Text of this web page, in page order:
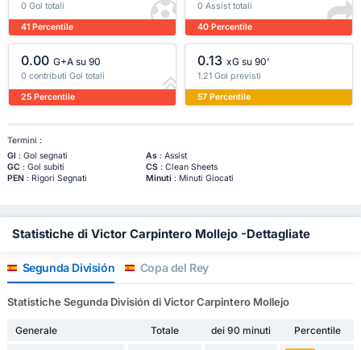
0 Gol totali
41 Percentile
0 Assist totali
40 Percentile
0.00 G+A su 90
0 contributi Gol totali
25 Percentile
0.13 xG su 90'
1.21 Gol previsti
57 Percentile
Termini :
Gl : Gol segnati As: Assist
GC : Gol subiti CS: Clean Sheets
PEN: Rigori Segnati Minuti : Minuti Giocati
Statistiche di Victor Carpintero Mollejo -Dettagliate
Segunda División Copa del Rey
Statistiche Segunda División di Victor Carpintero Mollejo
Generale Totale dei 90 minuti
Percentile